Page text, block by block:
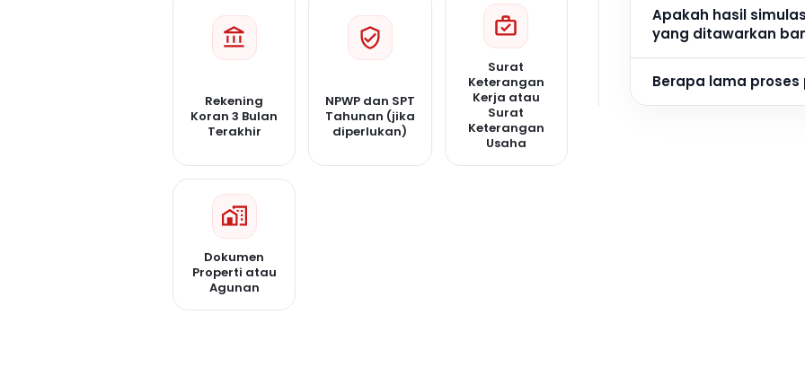
Rekening
Koran 3 Bulan
Terakhir
NPWP dan SPT
Tahunan (jika
diperlukan)
Surat
Keterangan
Kerja atau
Surat
Keterangan
Usaha
Dokumen
Properti atau
Agunan
Apakah hasil
yang ditawarkan
Berapa lama proses